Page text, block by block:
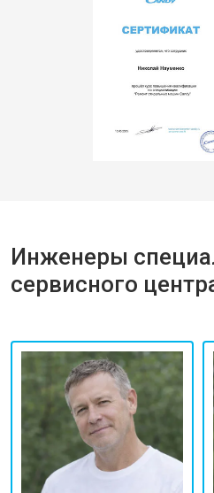
Инженеры
сервисного